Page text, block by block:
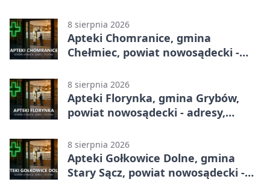
8 sierpnia 2026
Apteki Chomranice, gmina
Chełmiec, powiat nowosądecki -
8 sierpnia 2026
Apteki Florynka, gmina Grybów,
powiat nowosądecki - adresy,
8 sierpnia 2026
Apteki Gołkowice Dolne, gmina
Stary Sącz, powiat nowosądecki -